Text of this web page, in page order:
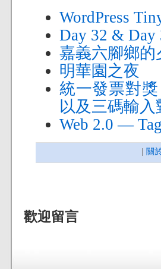
WordPress
Day 32 & Day
嘉義六腳鄉的
明華園之夜
統一發票對
以及三碼輸
Web 2.0 —
| 關
歡迎留言